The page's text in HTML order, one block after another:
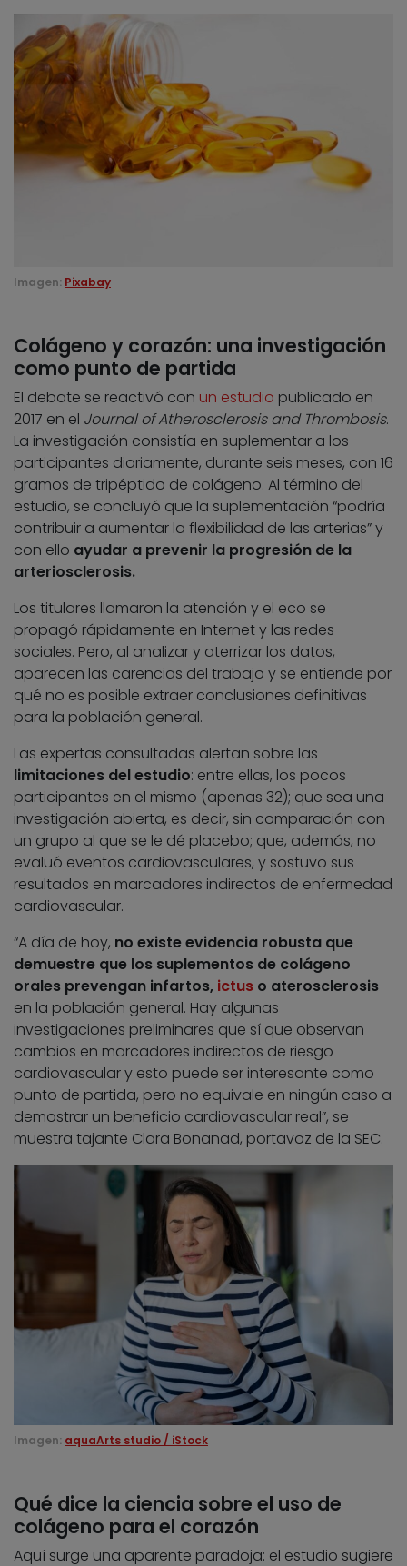
Imagen: Pixabay
Colágeno y corazón: una investigación
como punto de partida
El debate se reactivó con un estudio publicado en
2017 en el Journal of Atherosclerosis and Thrombosis.
La investigación consistía en suplementar a los
participantes diariamente, durante seis meses, con 16
gramos de tripéptido de colágeno. Al término del
estudio, se concluyó que la suplementación “podría
contribuir a aumentar la flexibilidad de las arterias” y
con ello ayudar a prevenir la progresión de la
arteriosclerosis.
Los titulares llamaron la atención y el eco se
propagó rápidamente en Internet y las redes
sociales. Pero, al analizar y aterrizar los datos,
aparecen las carencias del trabajo y se entiende por
qué no es posible extraer conclusiones definitivas
para la población general.
Las expertas consultadas alertan sobre las
limitaciones del estudio: entre ellas, los pocos
participantes en el mismo (apenas 32); que sea una
investigación abierta, es decir, sin comparación con
un grupo al que se le dé placebo; que, además, no
evaluó eventos cardiovasculares, y sostuvo sus
resultados en marcadores indirectos de enfermedad
cardiovascular.
“A día de hoy, no existe evidencia robusta que
demuestre que los suplementos de colágeno
orales prevengan infartos, ictus o aterosclerosis
en la población general. Hay algunas
investigaciones preliminares que sí que observan
cambios en marcadores indirectos de riesgo
cardiovascular y esto puede ser interesante como
punto de partida, pero no equivale en ningún caso a
demostrar un beneficio cardiovascular real”, se
muestra tajante Clara Bonanad, portavoz de la SEC.
Imagen: aquaArts studio / iStock
Qué dice la ciencia sobre el uso de
colágeno para el corazón
Aquí surge una aparente paradoja: el estudio sugiere